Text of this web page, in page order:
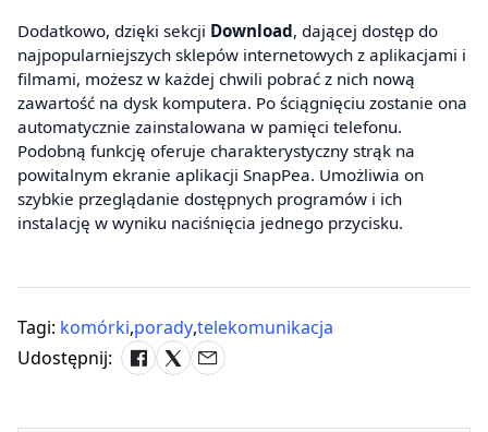
Dodatkowo, dzięki sekcji Download, dającej dostęp do
najpopularniejszych sklepów internetowych z aplikacjami i
filmami, możesz w każdej chwili pobrać z nich nową
zawartość na dysk komputera. Po ściągnięciu zostanie ona
automatycznie zainstalowana w pamięci telefonu.
Podobną funkcję oferuje charakterystyczny strąk na
powitalnym ekranie aplikacji SnapPea. Umożliwia on
szybkie przeglądanie dostępnych programów i ich
instalację w wyniku naciśnięcia jednego przycisku.
Tagi: komórki,porady,telekomunikacja
Udostępnij: